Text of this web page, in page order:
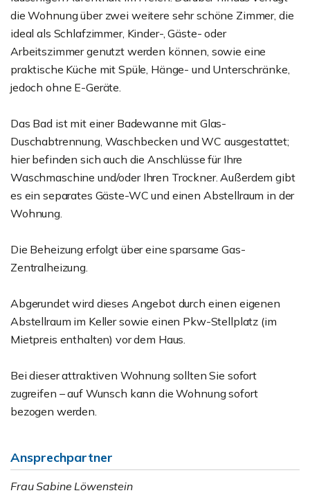
die Wohnung über zwei weitere sehr schöne Zimmer, die
ideal als Schlafzimmer, Kinder-, Gäste- oder
Arbeitszimmer genutzt werden können, sowie eine
praktische Küche mit Spüle, Hänge- und Unterschränke,
jedoch ohne E-Geräte.
Das Bad ist mit einer Badewanne mit Glas-
Duschabtrennung, Waschbecken und WC ausgestattet;
hier befinden sich auch die Anschlüsse für Ihre
Waschmaschine und/oder Ihren Trockner. Außerdem gibt
es ein separates Gäste-WC und einen Abstellraum in der
Wohnung.
Die Beheizung erfolgt über eine sparsame Gas-
Zentralheizung.
Abgerundet wird dieses Angebot durch einen eigenen
Abstellraum im Keller sowie einen Pkw-Stellplatz (im
Mietpreis enthalten) vor dem Haus.
Bei dieser attraktiven Wohnung sollten Sie sofort
zugreifen – auf Wunsch kann die Wohnung sofort
bezogen werden.
Ansprechpartner
Frau Sabine Löwenstein